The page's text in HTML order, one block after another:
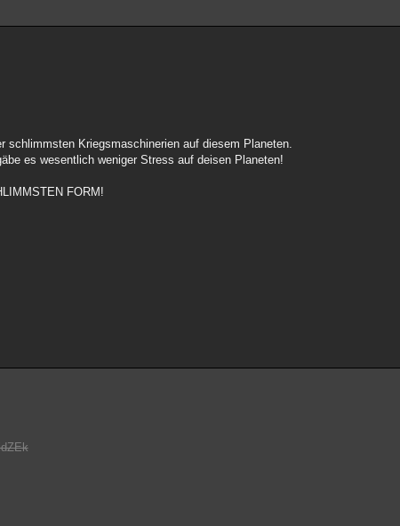
schlimmsten Kriegsmaschinerien auf diesem Planeten.
es wesentlich weniger Stress auf deisen Planeten!
FORM!